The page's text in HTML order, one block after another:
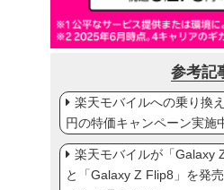
参考記
楽天モバイルへの乗り換
円の特価キャンペーン実施
楽天モバイルが「Galaxy
と「Galaxy Z Flip8」を発